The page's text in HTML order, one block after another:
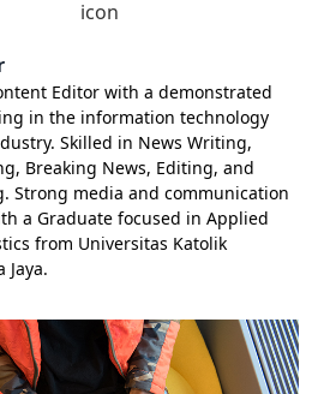
Editor with a demonstrated
in the information technology
Skilled in News Writing,
Breaking News, Editing, and
Strong media and communication
a Graduate focused in Applied
from Universitas Katolik
Jaya.